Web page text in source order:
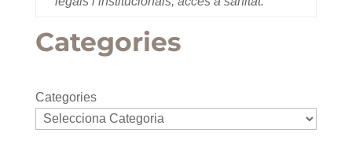
Categories
Categories